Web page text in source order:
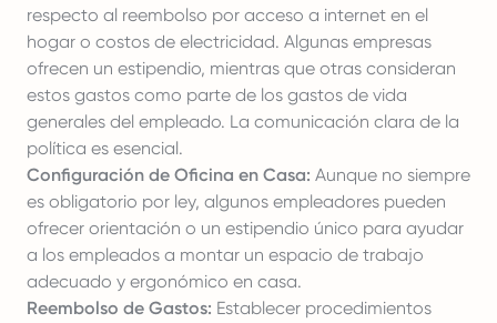
respecto al reembolso por acceso a internet en el
hogar o costos de electricidad. Algunas empresas
ofrecen un estipendio, mientras que otras consideran
estos gastos como parte de los gastos de vida
generales del empleado. La comunicación clara de la
política es esencial.
Configuración de Oficina en Casa: Aunque no siempre
es obligatorio por ley, algunos empleadores pueden
ofrecer orientación o un estipendio único para ayudar
a los empleados a montar un espacio de trabajo
adecuado y ergonómico en casa.
Reembolso de Gastos: Establecer procedimientos